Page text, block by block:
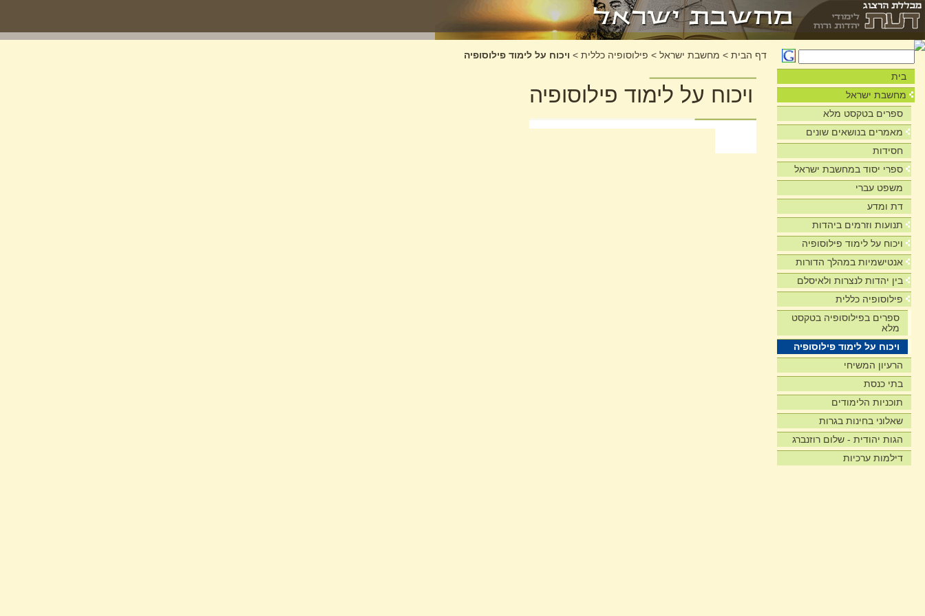
בית
מחשבת ישראל
ספרים בטקסט מלא
מאמרים בנושאים שונים
חסידות
ספרי יסוד במחשבת ישראל
משפט עברי
דת ומדע
תנועות וזרמים ביהדות
ויכוח על לימוד פילוסופיה
אנטישמיות במהלך הדורות
בין יהדות לנצרות ולאיסלם
פילוסופיה כללית
ספרים בפילוסופיה בטקסט
מלא
ויכוח על לימוד פילוסופיה
הרעיון המשיחי
בתי כנסת
תוכניות הלימודים
שאלוני בחינות בגרות
הגות יהודית - שלום רוזנברג
דילמות ערכיות
דף הבית > מחשבת ישראל > פילוסופיה כללית > ויכוח על לימוד פילוסופיה
ויכוח על לימוד פילוסופיה